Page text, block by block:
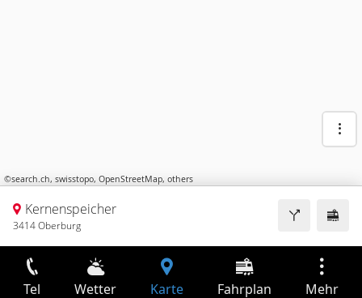
©search.ch, swisstopo, OpenStreetMap, others
Kernenspeicher
3414 Oberburg
Tel Wetter Karte Fahrplan Mehr